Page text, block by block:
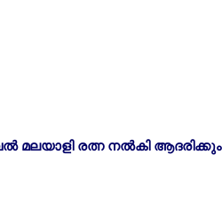
മലയാളി രത്ന നല്‍കി ആദരിക്കും